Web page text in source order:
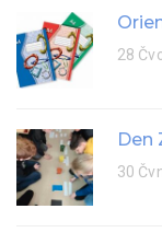
28
Den
30